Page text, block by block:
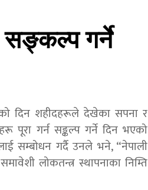
सङ्कल्प गर्ने
दिन शहीदहरूले देखेका सपना र
पूरा गर्न सङ्कल्प गर्ने दिन भएको
सम्बोधन गर्दै उनले भने, “नेपाली
लोकतन्त्र स्थापनाका निम्ति